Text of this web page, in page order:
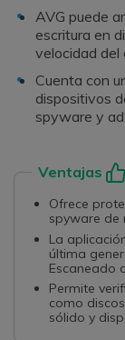
AVG puede
escritura en
velocidad del
Cuenta con
dispositivos
spyware y
Ventajas
Ofrece
spyware de
La
última
Escaneado
Permite
como
sólido y